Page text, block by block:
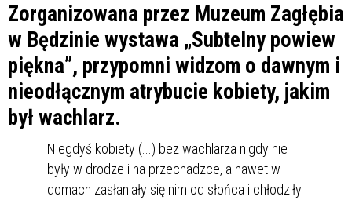
Zorganizowana przez Muzeum Zagłębia
w Będzinie wystawa „Subtelny powiew
piękna”, przypomni widzom o dawnym i
nieodłącznym atrybucie kobiety, jakim
był wachlarz.
Niegdyś kobiety (...) bez wachlarza nigdy nie
były w drodze i na przechadzce, a nawet w
domach zasłaniały się nim od słońca i chłodziły